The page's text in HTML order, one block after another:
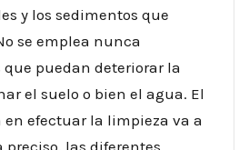
y los sedimentos que
se emplea nunca
puedan deteriorar la
el suelo o bien el agua. El
efectuar la limpieza va a